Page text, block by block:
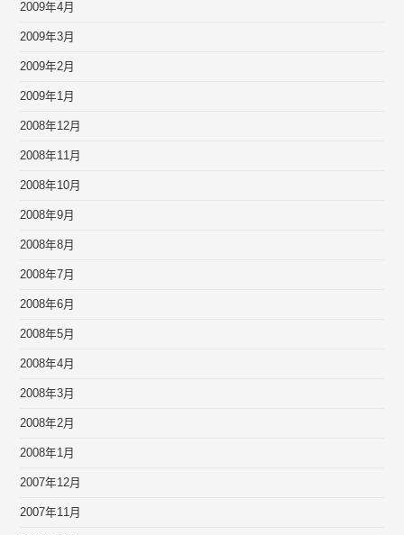
2009年4月
2009年3月
2009年2月
2009年1月
2008年12月
2008年11月
2008年10月
2008年9月
2008年8月
2008年7月
2008年6月
2008年5月
2008年4月
2008年3月
2008年2月
2008年1月
2007年12月
2007年11月